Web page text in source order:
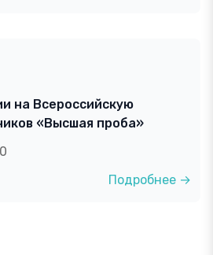
на Всероссийскую
«Высшая проба»
Подробнее →